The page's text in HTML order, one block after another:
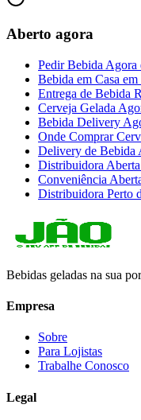
Aberto agora
Pedir Bebida Agora
Bebida em Casa em
Entrega de Bebida
Cerveja Gelada
Bebida Delivery
Onde Comprar
Delivery de Bebida
Distribuidora Aberta
Conveniência
Distribuidora Perto
Bebidas geladas na sua
Empresa
Sobre
Para Lojistas
Trabalhe Conosco
Legal